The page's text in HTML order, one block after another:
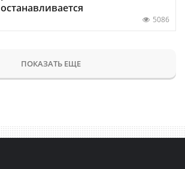
останавливается
5086
ПОКАЗАТЬ ЕЩЕ